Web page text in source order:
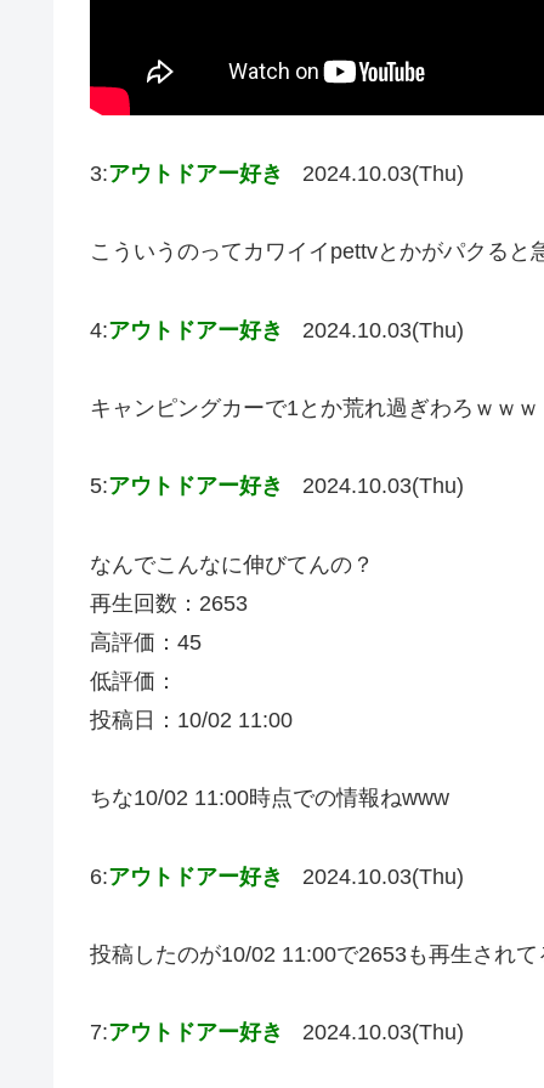
3:アウトドアー好き 2024.10.03(Thu)
こういうのってカワイイpettvとかがパクると
4:アウトドアー好き 2024.10.03(Thu)
キャンピングカーで1とか荒れ過ぎわろｗｗｗ
5:アウトドアー好き 2024.10.03(Thu)
なんでこんなに伸びてんの？
再生回数：2653
高評価：45
低評価：
投稿日：10/02 11:00
ちな10/02 11:00時点での情報ねwww
6:アウトドアー好き 2024.10.03(Thu)
投稿したのが10/02 11:00で2653も再生され
7:アウトドアー好き 2024.10.03(Thu)